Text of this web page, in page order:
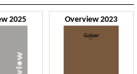
2025 Overview 2023